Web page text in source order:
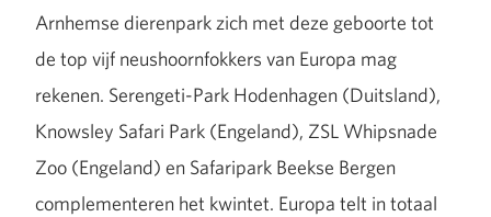
Arnhemse dierenpark zich met deze geboorte tot
de top vijf neushoornfokkers van Europa mag
rekenen. Serengeti-Park Hodenhagen (Duitsland),
Knowsley Safari Park (Engeland), ZSL Whipsnade
Zoo (Engeland) en Safaripark Beekse Bergen
complementeren het kwintet. Europa telt in totaal